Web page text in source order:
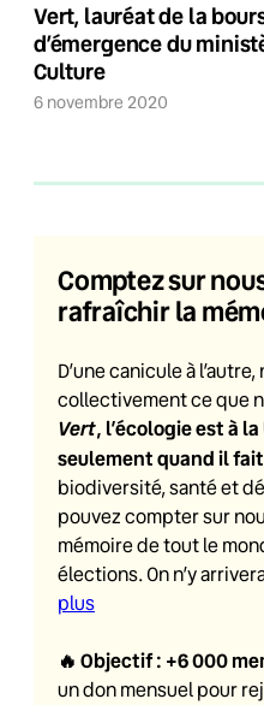
Vert, lauréat de la
d’émergence du
Culture
6 novembre 2020
Comptez sur
rafraîchir la
D’une canicule à
collectivement ce que
Vert, l’écologie est à
seulement quand il
biodiversité, santé et
pouvez compter sur
mémoire de tout le
élections. On n’y
plus
🔥 Objectif : +6 000
un don mensuel pour